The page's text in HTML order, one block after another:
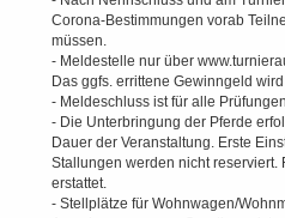
Corona-Bestimmungen vorab
müssen.
- Meldestelle nur über
Das ggfs. errittene Gewinngeld
- Meldeschluss ist für alle
- Die Unterbringung der Pferde
Dauer der Veranstaltung. Erste
Stallungen werden nicht reserviert.
erstattet.
- Stellplätze für Wohnwagen/